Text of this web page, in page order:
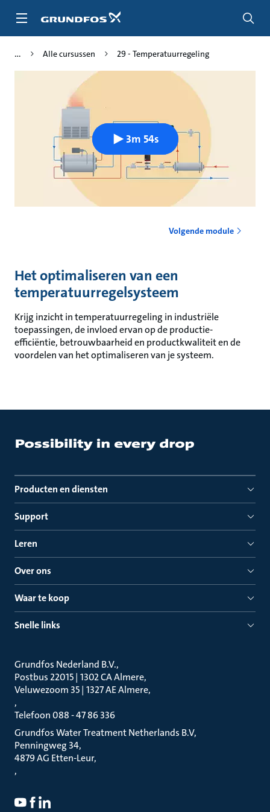
naar
Alle cursussen 29 - Temperatuurregeling
3m 54s
Volgende module
Het optimaliseren van een
temperatuurregelsysteem
Krijg inzicht in temperatuurregeling in industriële
toepassingen, de invloed ervan op de productie-
efficiëntie, betrouwbaarheid en productkwaliteit en de
voordelen van het optimaliseren van je systeem.
Producten en diensten
Support
Leren
Over ons
Waar te koop
Snelle links
Grundfos Nederland B.V.
Postbus 22015 | 1302 CA Almere
Veluwezoom 35 | 1327 AE Almere
Telefoon 088 - 47 86 336
Grundfos Water Treatment Netherlands B.V
Penningweg 34
4879 AG Etten-Leur